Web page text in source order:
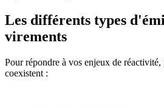
Les différents types
virements
Pour répondre à vos enjeux de
coexistent :